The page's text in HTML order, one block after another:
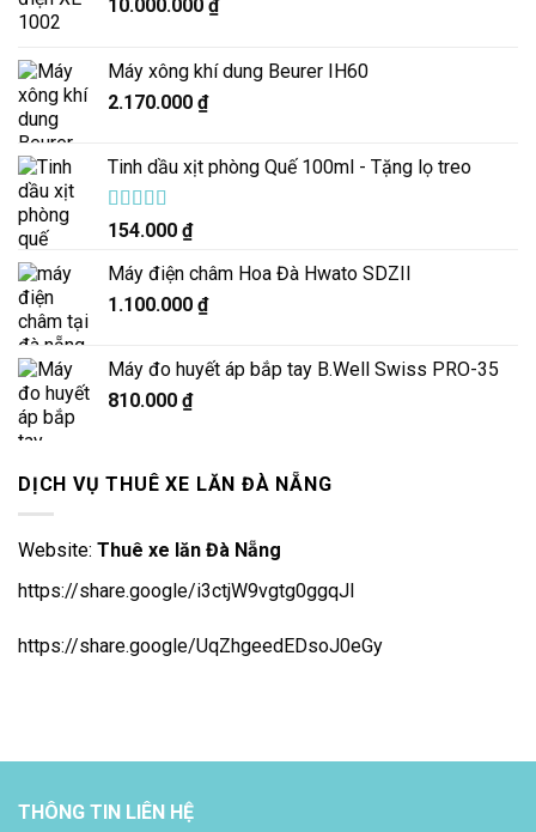
10.000.000 ₫
Máy xông khí dung Beurer IH60
2.170.000 ₫
Tinh dầu xịt phòng Quế 100ml - Tặng lọ treo
Được xếp
5
sao
154.000 ₫
Máy điện châm Hoa Đà Hwato SDZII
1.100.000 ₫
Máy đo huyết áp bắp tay B.Well Swiss PRO-35
810.000 ₫
DỊCH VỤ THUÊ XE LĂN ĐÀ NẴNG
Website: Thuê xe lăn Đà Nẵng
https://share.google/i3ctjW9vgtg0ggqJl
https://share.google/UqZhgeedEDsoJ0eGy
THÔNG TIN LIÊN HỆ